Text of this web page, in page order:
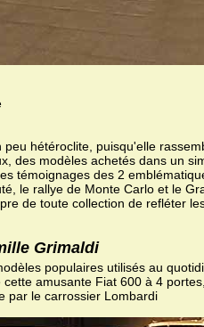
hétéroclite, puisqu'elle
des modèles achetés dans un
témoignages des 2
le rallye de Monte Carlo et le
de toute collection de refléter
Grimaldi
populaires utilisés au
amusante Fiat 600 à 4
par le carrossier Lombardi